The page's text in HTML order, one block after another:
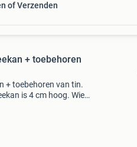
of Verzenden
+ toebehoren
+ toebehoren van tin.
is 4 cm hoog. Wie